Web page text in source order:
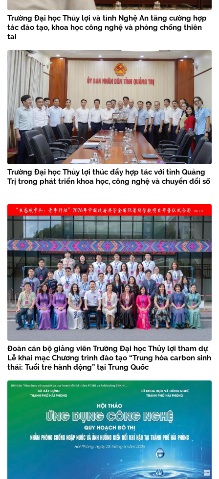
Trường Đại học Thủy lợi và tỉnh Nghệ An tăng cường hợp
tác đào tạo, khoa học công nghệ và phòng chống thiên
tai
Trường Đại học Thủy lợi thúc đẩy hợp tác với tỉnh Quảng
Trị trong phát triển khoa học, công nghệ và chuyển đổi số
Đoàn cán bộ giảng viên Trường Đại học Thủy lợi tham dự
Lễ khai mạc Chương trình đào tạo “Trung hòa carbon sinh
thái: Tuổi trẻ hành động” tại Trung Quốc